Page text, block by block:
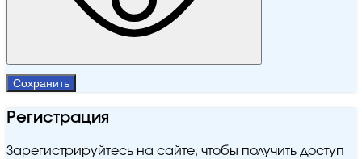
Сохранить
Регистрация
Зарегистрируйтесь на сайте, чтобы получить доступ